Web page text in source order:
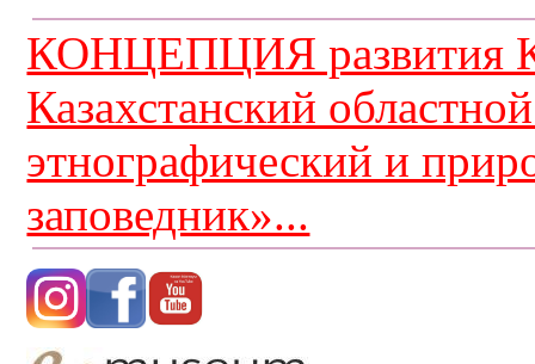
КОНЦЕПЦИЯ развития
Казахстанский
этнографический и
заповедник»...